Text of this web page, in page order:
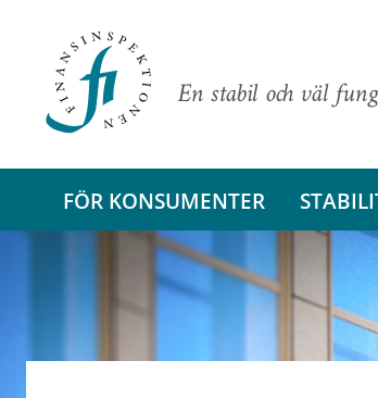
En stabil och väl
FÖR KONSUMENTER